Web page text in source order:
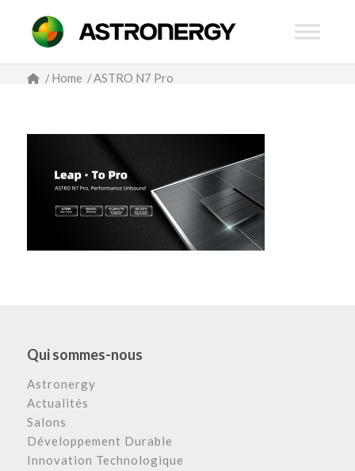
/ Home /ASTRO N7 Pro
Qui sommes-nous
Astronergy
Actualités
Salons
Développement Durable
Innovation Technologique